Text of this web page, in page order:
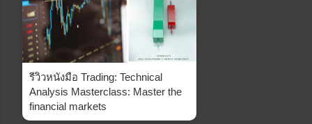
รีวิวหนังมือ Trading: Technical
Analysis Masterclass: Master the
financial markets